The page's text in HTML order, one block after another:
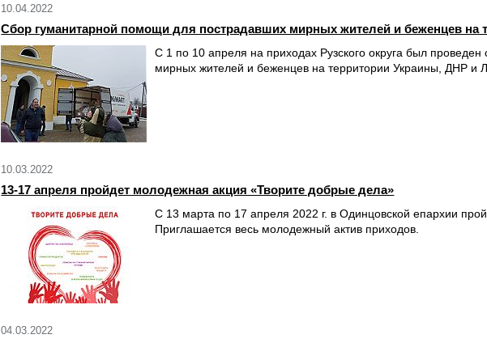
10.04.2022
Сбор гуманитарной помощи для пострадавших мирных жителей и беженцев
С 1 по 10 апреля на приходах Рузского округа был
мирных жителей и беженцев на территории Украины, ДНР и
10.03.2022
13-17 апреля пройдет молодежная акция «Творите добрые дела»
С 13 марта по 17 апреля 2022 г. в Одинцовской епархии
Приглашается весь молодежный актив приходов.
04.03.2022